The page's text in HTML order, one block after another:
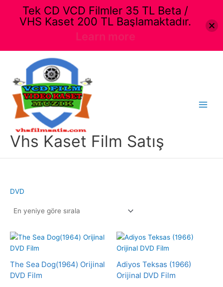
Vhs Kaset Film Satış
DVD
The Sea Dog(1964) Orijinal
DVD Film
Adiyos Teksas (1966)
Orijinal DVD Film
Tek CD VCD Filmler 35 TL Beta /
VHS Kaset 200 TL Başlamaktadır.
Learn more